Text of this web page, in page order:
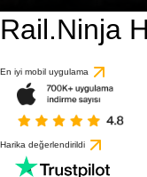
Rail.Ninja
En iyi mobil uygulama
Harika değerlendirildi